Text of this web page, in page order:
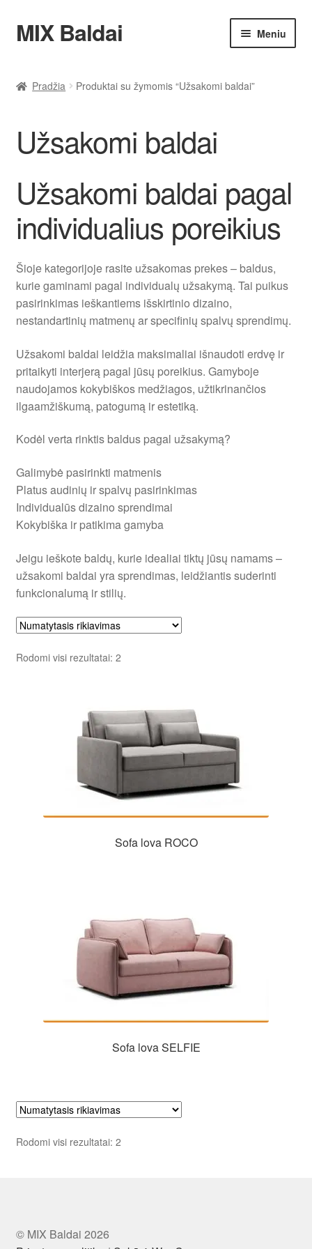
Pereiti
prie
Pereiti
prie
MIX Baldai Meniu
Blogas
Kontaktai
Privatumo politika
PULSAS
Pradžia Produktai su žymomis “Užsakomi baldai”
Užsakomi baldai
Užsakomi baldai pagal
individualius poreikius
Šioje kategorijoje rasite užsakomas prekes – baldus,
kurie gaminami pagal individualų užsakymą. Tai puikus
pasirinkimas ieškantiems išskirtinio dizaino,
nestandartinių matmenų ar specifinių spalvų sprendimų.
Užsakomi baldai leidžia maksimaliai išnaudoti erdvę ir
pritaikyti interjerą pagal jūsų poreikius. Gamyboje
naudojamos kokybiškos medžiagos, užtikrinančios
ilgaamžiškumą, patogumą ir estetiką.
Kodėl verta rinktis baldus pagal užsakymą?
Galimybė pasirinkti matmenis
Platus audinių ir spalvų pasirinkimas
Individualūs dizaino sprendimai
Kokybiška ir patikima gamyba
Jeigu ieškote baldų, kurie idealiai tiktų jūsų namams –
užsakomi baldai yra sprendimas, leidžiantis suderinti
funkcionalumą ir stilių.
Rodomi visi rezultatai: 2
Sofa lova ROCO
Sofa lova SELFIE
Rodomi visi rezultatai: 2
© MIX Baldai 2026